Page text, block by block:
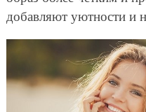
добавляют уютности и